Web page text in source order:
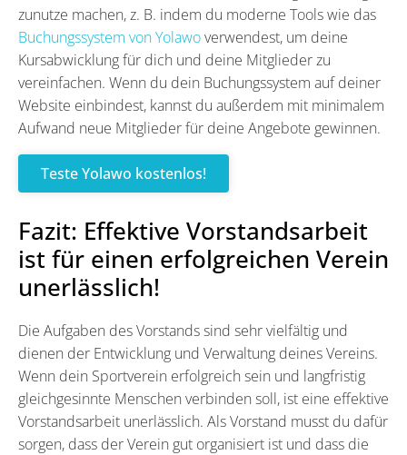
zunutze machen, z. B. indem du moderne Tools wie das
Buchungssystem von Yolawoverwendest, um deine
Kursabwicklung für dich und deine Mitglieder zu
vereinfachen. Wenn du dein Buchungssystem auf deiner
Website einbindest, kannst du außerdem mit minimalem
Aufwand neue Mitglieder für deine Angebote gewinnen.
Teste Yolawo kostenlos!
Fazit: Effektive Vorstandsarbeit
ist für einen erfolgreichen Verein
unerlässlich!
Die Aufgaben des Vorstands sind sehr vielfältig und
dienen der Entwicklung und Verwaltung deines Vereins.
Wenn dein Sportverein erfolgreich sein und langfristig
gleichgesinnte Menschen verbinden soll, ist eine effektive
Vorstandsarbeit unerlässlich. Als Vorstand musst du dafür
sorgen, dass der Verein gut organisiert ist und dass die